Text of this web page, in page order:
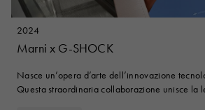
2024
Marni x G-SHOCK
Nasce un’opera d’arte dell’innovazione
Questa straordinaria collaborazione unisce la